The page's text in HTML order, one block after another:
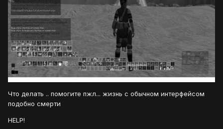
Что делать .. помогите пжл... жизнь с обычном интерфейсом
подобно смерти
HELP!